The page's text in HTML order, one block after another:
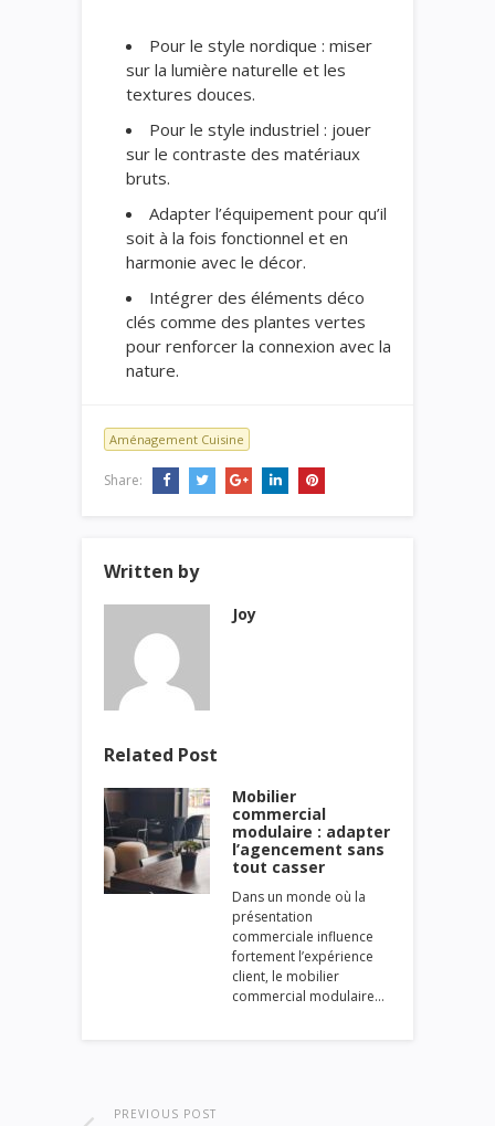
Pour le style nordique : miser
sur la lumière naturelle et les
textures douces.
Pour le style industriel : jouer
sur le contraste des matériaux
bruts.
Adapter l’équipement pour qu’il
soit à la fois fonctionnel et en
harmonie avec le décor.
Intégrer des éléments déco
clés comme des plantes vertes
pour renforcer la connexion avec la
nature.
Aménagement Cuisine
Share:
Written by
Joy
Related Post
Mobilier
commercial
modulaire : adapter
l’agencement sans
tout casser
Dans un monde où la
présentation
commerciale influence
fortement l’expérience
client, le mobilier
commercial modulaire…
PREVIOUS POST